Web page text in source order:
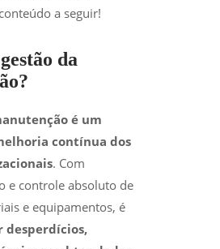
a seguir!
da
é um
contínua dos
. Com
e controle absoluto de
e equipamentos, é
desperdícios,